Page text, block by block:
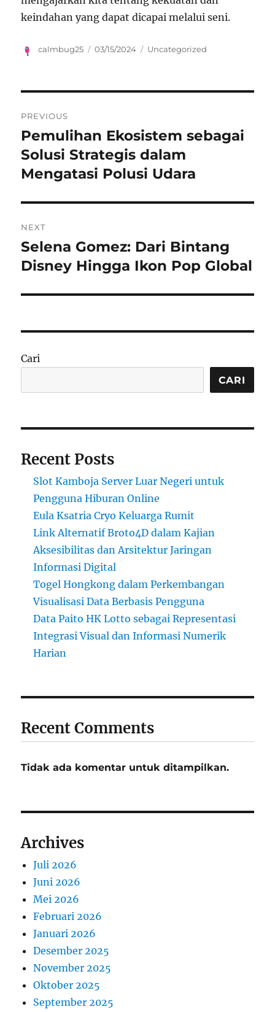
keindahan yang dapat dicapai melalui seni.
Author
calmbug25
Posted
03/15/2024 Categories
Uncategorized
pos
PREVIOUS
Previous
post:
Pemulihan Ekosistem sebagai
Solusi Strategis dalam
Mengatasi Polusi Udara
NEXT
Next
post:
Selena Gomez: Dari Bintang
Disney Hingga Ikon Pop Global
Cari
CARI
Recent Posts
Slot Kamboja Server Luar Negeri untuk
Pengguna Hiburan Online
Eula Ksatria Cryo Keluarga Rumit
Link Alternatif Broto4D dalam Kajian
Aksesibilitas dan Arsitektur Jaringan
Informasi Digital
Togel Hongkong dalam Perkembangan
Visualisasi Data Berbasis Pengguna
Data Paito HK Lotto sebagai Representasi
Integrasi Visual dan Informasi Numerik
Harian
Recent Comments
Tidak ada komentar untuk ditampilkan.
Archives
Juli 2026
Juni 2026
Mei 2026
Februari 2026
Januari 2026
Desember 2025
November 2025
Oktober 2025
September 2025